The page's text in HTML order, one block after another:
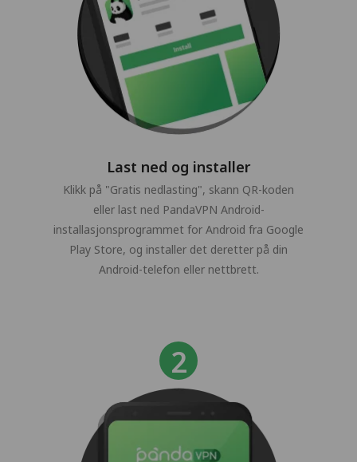
Last ned og installer
Klikk på "Gratis nedlasting", skann QR-koden
eller last ned PandaVPN Android-
installasjonsprogrammet for Android fra Google
Play Store, og installer det deretter på din
Android-telefon eller nettbrett.